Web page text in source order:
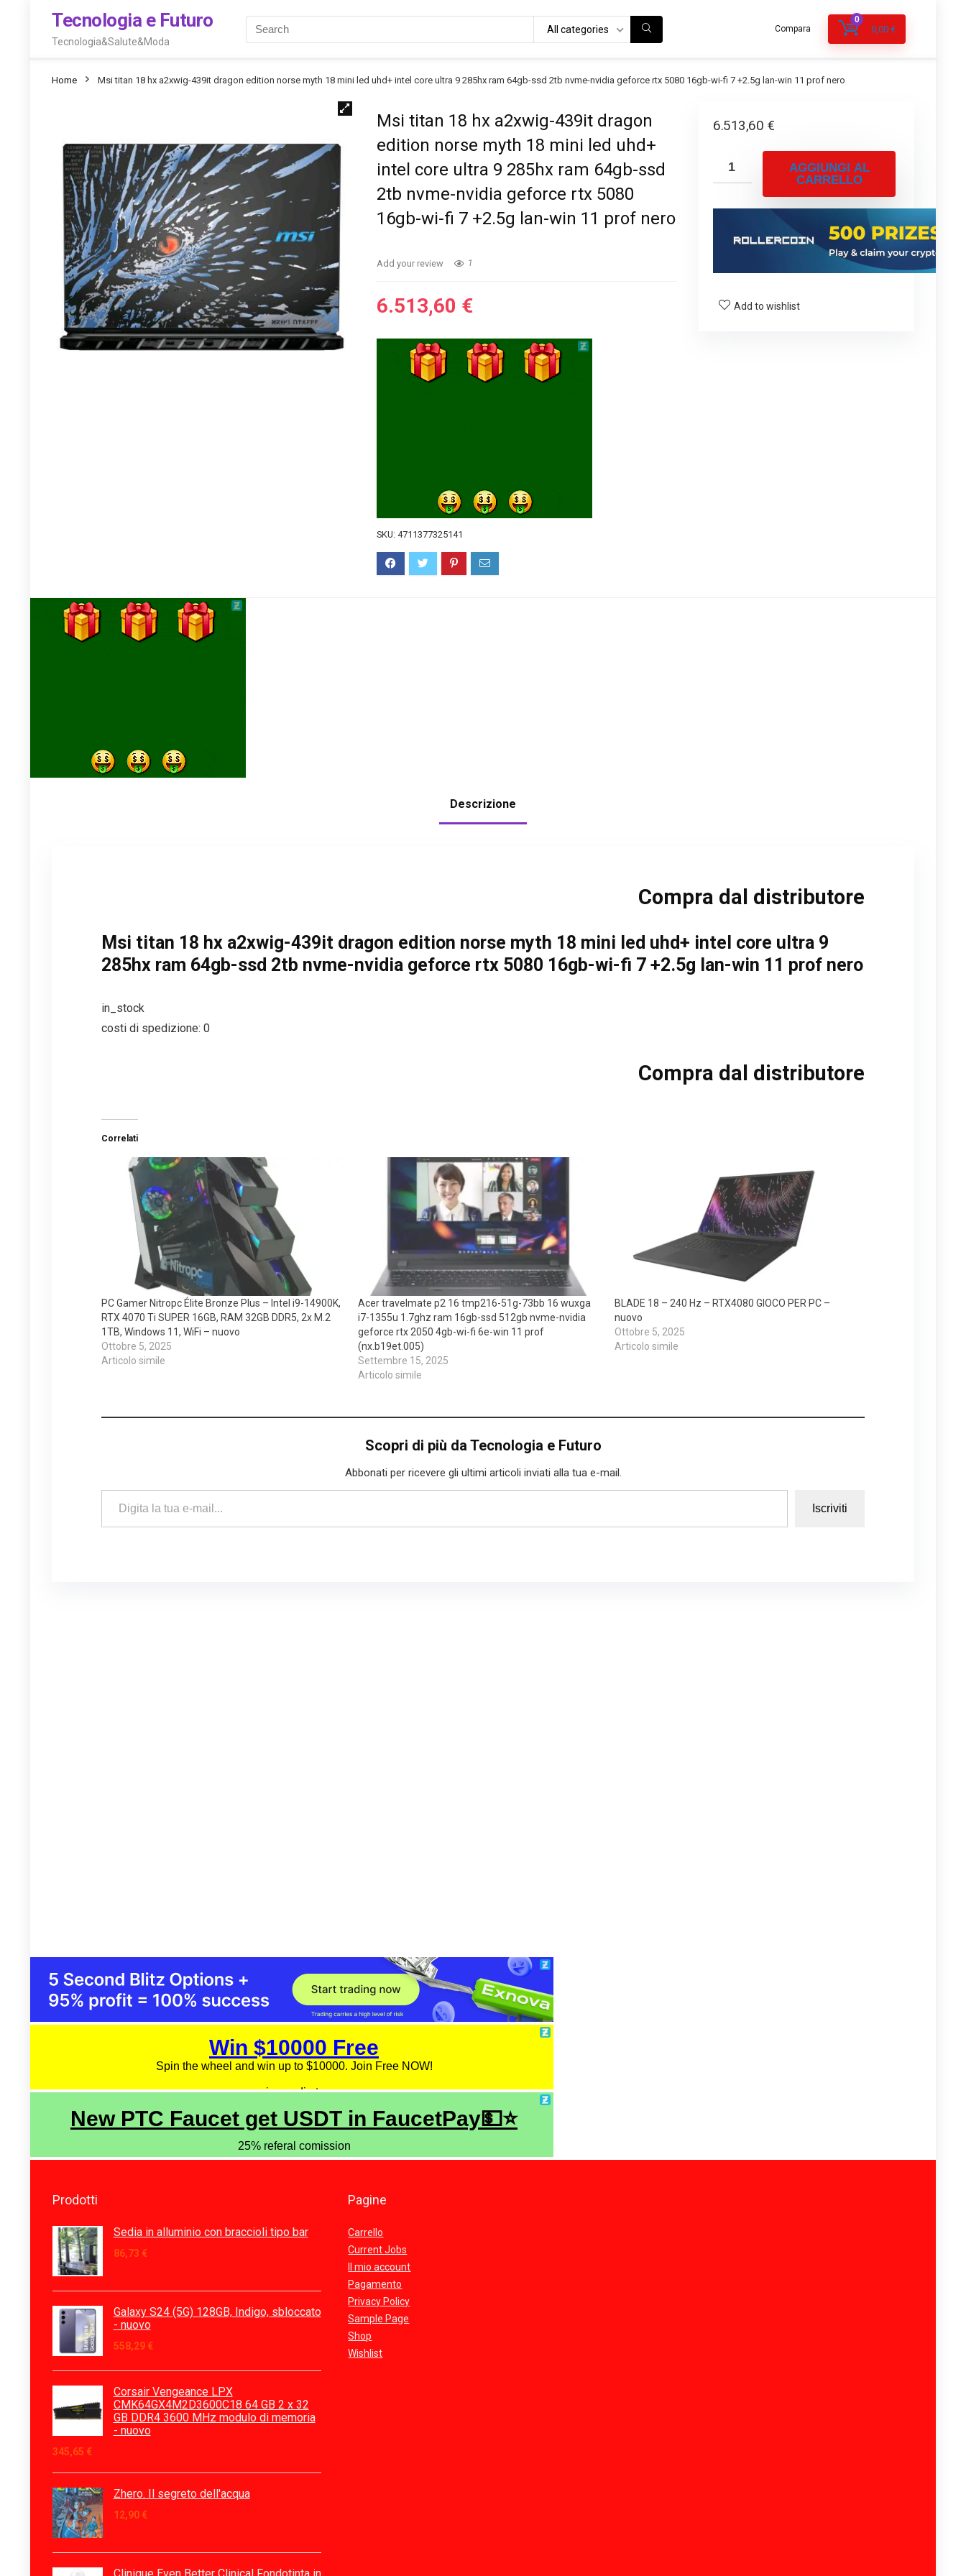
Tecnologia e Futuro
Tecnologia&Salute&Moda
All categories Compara
0
0,00 €
Home Msi titan 18 hx a2xwig-439it dragon edition norse myth 18 mini led uhd+ intel core ultra 9 285hx ram 64gb-ssd 2tb nvme-nvidia geforce rtx 5080 16gb-wi-fi 7 +2.5g lan-win 11 prof nero
Msi titan 18 hx a2xwig-439it dragon
edition norse myth 18 mini led uhd+
intel core ultra 9 285hx ram 64gb-ssd
2tb nvme-nvidia geforce rtx 5080
16gb-wi-fi 7 +2.5g lan-win 11 prof nero
Add your review 1
6.513,60 €
SKU:4711377325141
6.513,60 €
AGGIUNGI AL
CARRELLO
Add to wishlist
Descrizione
Compra dal distributore
Msi titan 18 hx a2xwig-439it dragon edition norse myth 18 mini led uhd+ intel core ultra 9
285hx ram 64gb-ssd 2tb nvme-nvidia geforce rtx 5080 16gb-wi-fi 7 +2.5g lan-win 11 prof nero
in_stock
costi di spedizione: 0
Compra dal distributore
Correlati
PC Gamer Nitropc Élite Bronze Plus – Intel i9-14900K,
RTX 4070 Ti SUPER 16GB, RAM 32GB DDR5, 2x M.2
1TB, Windows 11, WiFi – nuovo
Ottobre 5, 2025
Articolo simile
Acer travelmate p2 16 tmp216-51g-73bb 16 wuxga
i7-1355u 1.7ghz ram 16gb-ssd 512gb nvme-nvidia
geforce rtx 2050 4gb-wi-fi 6e-win 11 prof
(nx.b19et.005)
Settembre 15, 2025
Articolo simile
BLADE 18 – 240 Hz – RTX4080 GIOCO PER PC –
nuovo
Ottobre 5, 2025
Articolo simile
Scopri di più da Tecnologia e Futuro
Abbonati per ricevere gli ultimi articoli inviati alla tua e-mail.
Digita la tua e-mail...
Iscriviti
Prodotti
Sedia in alluminio con braccioli tipo bar
86,73 €
Galaxy S24 (5G) 128GB, Indigo, sbloccato
- nuovo
558,29 €
Corsair Vengeance LPX
CMK64GX4M2D3600C18 64 GB 2 x 32
GB DDR4 3600 MHz modulo di memoria
- nuovo
345,65 €
Zhero. Il segreto dell'acqua
12,90 €
Clinique Even Better Clinical Fondotinta in
Pagine
Carrello
Current Jobs
Il mio account
Pagamento
Privacy Policy
Sample Page
Shop
Wishlist